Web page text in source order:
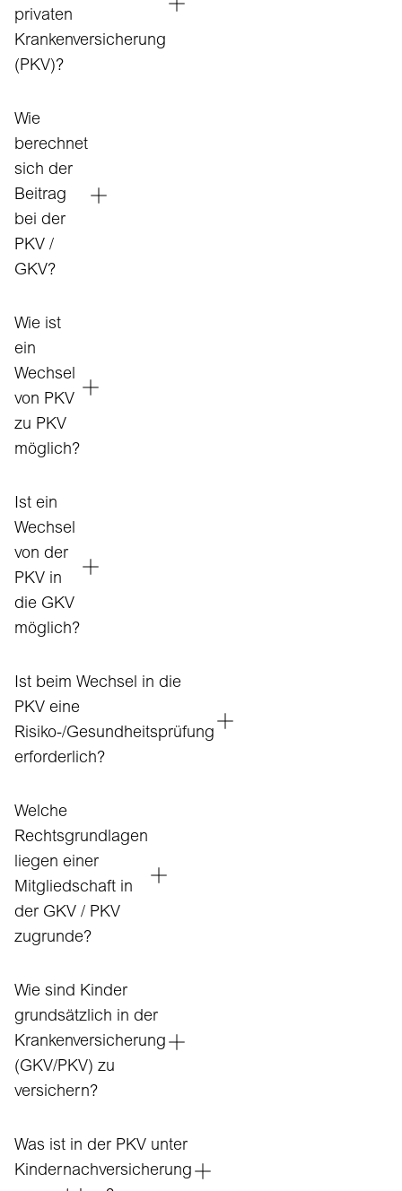
privaten
Krankenversicherung
(PKV)?
Wie
berechnet
sich der
Beitrag
bei der
PKV /
GKV?
Wie ist
ein
Wechsel
von PKV
zu PKV
möglich?
Ist ein
Wechsel
von der
PKV in
die GKV
möglich?
Ist beim Wechsel in die
PKV eine
Risiko-/Gesundheitsprüfung
erforderlich?
Welche
Rechtsgrundlagen
liegen einer
Mitgliedschaft in
der GKV / PKV
zugrunde?
Wie sind Kinder
grundsätzlich in der
Krankenversicherung
(GKV/PKV) zu
versichern?
Was ist in der PKV unter
Kindernachversicherung